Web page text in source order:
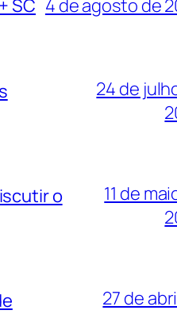
SC 4 de agosto de
24 de
o
11 de
27 de